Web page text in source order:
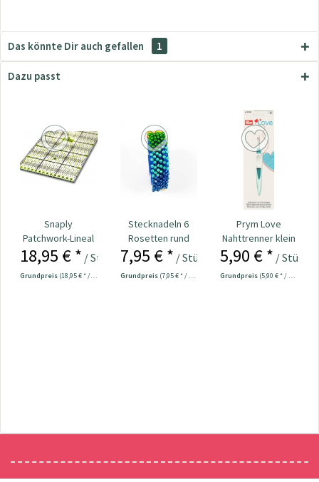
Das könnte Dir auch gefallen 1
Dazu passt
Snaply
Patchwork-Lineal
60 x 15 cm
18,95 € * / Stück
Grundpreis (18,95 € * / 1 Stück)
Stecknadeln 6
Rosetten rund
Kopf bunt
Nr.109534
7,95 € * / Stück
Grundpreis (7,95 € * / 1 Stück)
Prym Love
Nahttrenner klein
ergonomic Nr.
5,90 € * / Stück
Grundpreis (5,90 € * / 1 Stück)